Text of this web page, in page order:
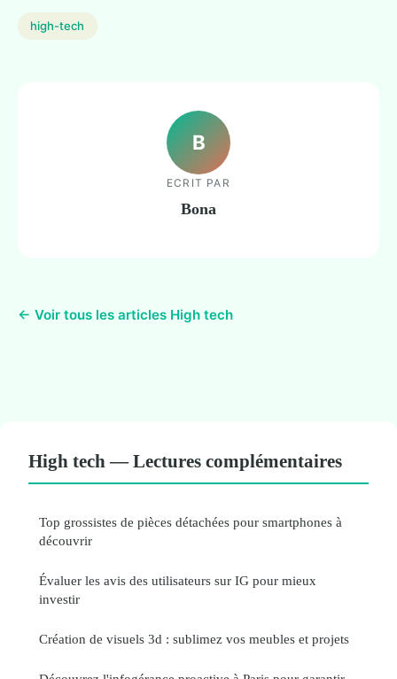
high-tech
B
ECRIT PAR
Bona
← Voir tous les articles High tech
High tech — Lectures complémentaires
Top grossistes de pièces détachées pour smartphones à
découvrir
Évaluer les avis des utilisateurs sur IG pour mieux
investir
Création de visuels 3d : sublimez vos meubles et projets